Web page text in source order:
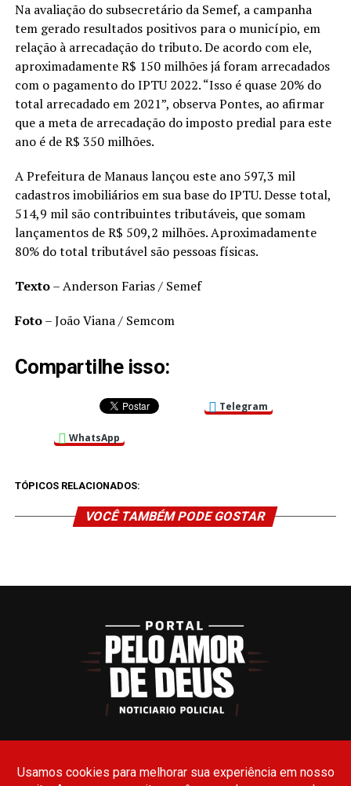
Na avaliação do subsecretário da Semef, a campanha
tem gerado resultados positivos para o município, em
relação à arrecadação do tributo. De acordo com ele,
aproximadamente R$ 150 milhões já foram arrecadados
com o pagamento do IPTU 2022. “Isso é quase 20% do
total arrecadado em 2021”, observa Pontes, ao afirmar
que a meta de arrecadação do imposto predial para este
ano é de R$ 350 milhões.
A Prefeitura de Manaus lançou este ano 597,3 mil
cadastros imobiliários em sua base do IPTU. Desse total,
514,9 mil são contribuintes tributáveis, que somam
lançamentos de R$ 509,2 milhões. Aproximadamente
80% do total tributável são pessoas físicas.
Texto– Anderson Farias / Semef
Foto– João Viana / Semcom
Compartilhe isso:
Telegram
WhatsApp
TÓPICOS RELACIONADOS:
VOCÊ TAMBÉM PODE GOSTAR